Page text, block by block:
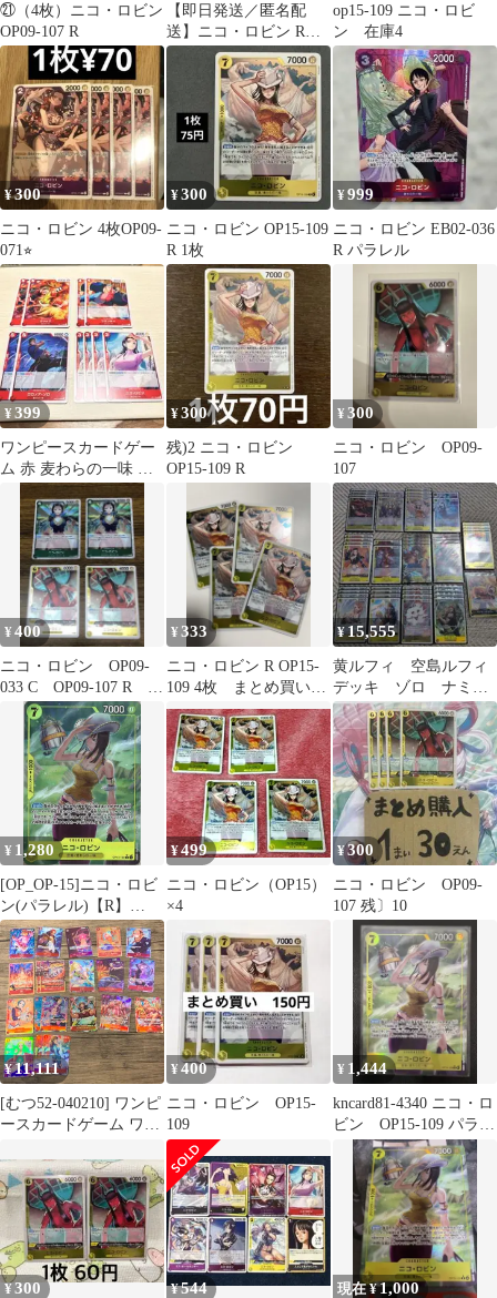
㉑（4枚）ニコ・ロビン
OP09-107 R
【即日発送／匿名配
送】ニコ・ロビン R￤
OP15-109《在庫4枚》
op15-109 ニコ・ロビ
ン 在庫4
¥300
ニコ・ロビン 4枚OP09-
071⭐︎
¥300
ニコ・ロビン OP15-109
R 1枚
¥999
ニコ・ロビン EB02-036
R パラレル
¥399
ワンピースカードゲー
ム 赤 麦わらの一味 神
速の拳 UC/C 10枚セッ
¥300
残)2 ニコ・ロビン
OP15-109 R
¥300
ニコ・ロビン OP09-
107
¥400
ニコ・ロビン OP09-
033 C OP09-107 R 4
枚セット
¥333
ニコ・ロビン R OP15-
109 4枚 まとめ買い可
能
¥15,555
黄ルフィ 空島ルフィ
デッキ ゾロ ナミ
ニコ・ロビン OP15
ゼウス OP11
¥ 1,280
[OP_OP-15]ニコ・ロビ
ン(パラレル)【R】
OP15-109(illust:Yuu
Shimotsuki)
IT4YGM4TYYCD
¥499
ニコ・ロビン（OP15）
×4
¥300
ニコ・ロビン OP09-
107 残〕10
¥11,111
[むつ52-040210] ワンピ
ースカードゲーム ワン
ル まとめ売り 赤
¥ 400
ニコ・ロビン OP15-
109
¥ 1,444
kncard81-4340 ニコ・ロ
ビン OP15-109 パラレ
¥300 ¥544 現在 ¥1,000